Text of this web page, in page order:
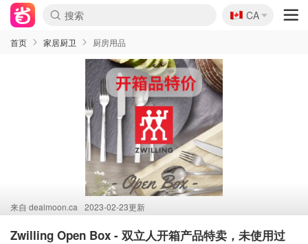
🇨🇦
CA
首页 家居厨卫 厨房用品
来自 dealmoon.ca 2023-02-23更新
Zwilling Open Box - 双立人开箱产品特卖，未使用过